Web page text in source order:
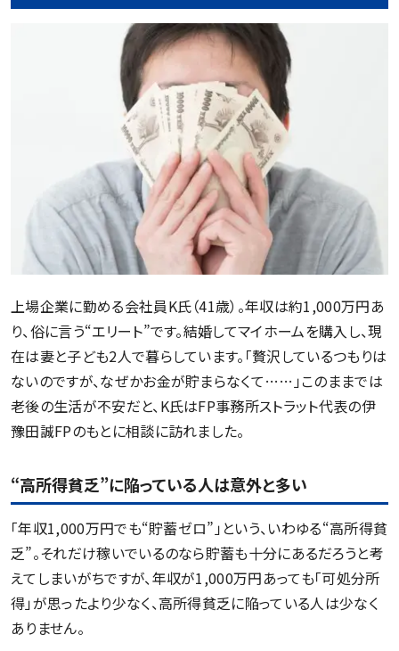
上場企業に勤める会社員K氏（41歳）。年収は約1,000万円あ
り、俗に言う“エリート”です。結婚してマイホームを購入し、現
在は妻と子ども2人で暮らしています。「贅沢しているつもりは
ないのですが、なぜかお金が貯まらなくて……」このままでは
老後の生活が不安だと、K氏はFP事務所ストラット代表の伊
豫田誠FPのもとに相談に訪れました。
“高所得貧乏”に陥っている人は意外と多い
「年収1,000万円でも“貯蓄ゼロ”」という、いわゆる“高所得貧
乏”。それだけ稼いでいるのなら貯蓄も十分にあるだろうと考
えてしまいがちですが、年収が1,000万円あっても「可処分所
得」が思ったより少なく、高所得貧乏に陥っている人は少なく
ありません。